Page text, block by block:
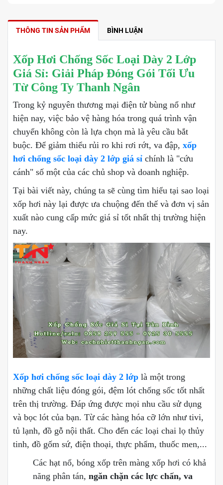
THÔNG TIN SẢN PHẨM BÌNH LUẬN
Xốp Hơi Chống Sốc Loại Dày 2 Lớp
Giá Sỉ: Giải Pháp Đóng Gói Tối Ưu
Từ Công Ty Thanh Ngân
Trong kỷ nguyên thương mại điện tử bùng nổ như
hiện nay, việc bảo vệ hàng hóa trong quá trình vận
chuyển không còn là lựa chọn mà là yêu cầu bắt
buộc. Để giảm thiểu rủi ro khi rơi rớt, va đập, xốp
hơi chống sốc loại dày 2 lớp giá sỉ chính là "cứu
cánh" số một của các chủ shop và doanh nghiệp.
Tại bài viết này, chúng ta sẽ cùng tìm hiểu tại sao loại
xốp hơi này lại được ưa chuộng đến thế và đơn vị sản
xuất nào cung cấp mức giá sỉ tốt nhất thị trường hiện
nay.
Xốp hơi chống sốc loại dày 2 lớp là một trong
những chất liệu đóng gói, đệm lót chống sốc tốt nhất
trên thị trường. Đáp ứng được mọi nhu cầu sử dụng
và bọc lót của bạn. Từ các hàng hóa cỡ lớn như tivi,
tủ lạnh, đồ gỗ nội thất. Cho đến các loại chai lọ thủy
tinh, đồ gốm sứ, điện thoại, thực phẩm, thuốc men,...
Các hạt nổ, bóng xốp trên màng xốp hơi có khả
năng phân tán, ngăn chặn các lực chấn, va